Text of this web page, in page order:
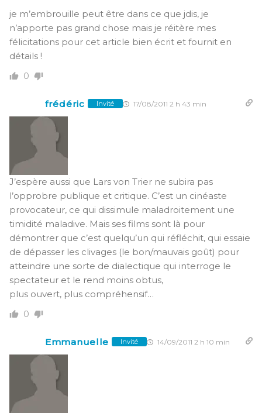
je m’embrouille peut être dans ce que jdis, je
n’apporte pas grand chose mais je réitère mes
félicitations pour cet article bien écrit et fournit en
détails !
0
frédéric Invité 17/08/2011 2 h 43 min
J’espère aussi que Lars von Trier ne subira pas
l’opprobre publique et critique. C’est un cinéaste
provocateur, ce qui dissimule maladroitement une
timidité maladive. Mais ses films sont là pour
démontrer que c’est quelqu’un qui réfléchit, qui essaie
de dépasser les clivages (le bon/mauvais goût) pour
atteindre une sorte de dialectique qui interroge le
spectateur et le rend moins obtus,
plus ouvert, plus compréhensif…
0
Emmanuelle Invité 14/09/2011 2 h 10 min